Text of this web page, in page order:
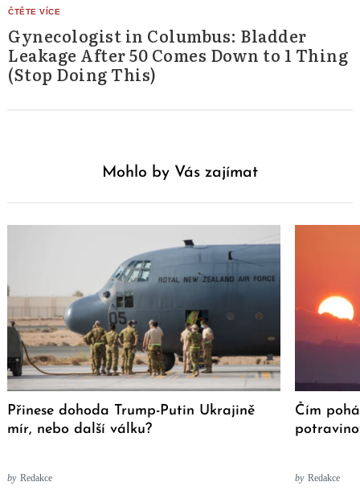
Gynecologist in Columbus: Bladder
Leakage After 50 Comes Down to 1 Thing
(Stop Doing This)
Mohlo by Vás zajímat
Přinese dohoda Trump-Putin Ukrajině
mír, nebo další válku?
by Redakce
Čím
by Redakce